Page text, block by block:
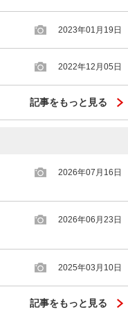
2023年01月19日
2022年12月05日
記事をもっと見る
2026年07月16日
2026年06月23日
2025年03月10日
記事をもっと見る